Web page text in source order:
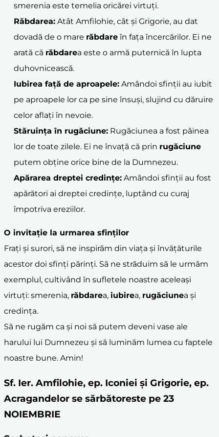
smerenia este temelia oricărei virtuți.
Răbdarea: Atât Amfilohie, cât și Grigorie, au dat
dovadă de o mare răbdare în fața încercărilor. Ei ne
arată că răbdarea este o armă puternică în lupta
duhovnicească.
Iubirea față de aproapele: Amândoi sfinții au iubit
pe aproapele lor ca pe sine însuși, slujind cu dăruire
celor aflați în nevoie.
Stăruința în rugăciune: Rugăciunea a fost pâinea
lor de toate zilele. Ei ne învață că prin rugăciune
putem obține orice bine de la Dumnezeu.
Apărarea dreptei credințe: Amândoi sfinții au fost
apărători ai dreptei credințe, luptând cu curaj
împotriva ereziilor.
O invitație la urmarea sfinților
Frați și surori, să ne inspirăm din viața și învățăturile
acestor doi sfinți părinți. Să ne străduim să le urmăm
exemplul, cultivând în sufletele noastre aceleași
virtuți: smerenia, răbdarea, iubirea, rugăciunea și
credința.
Să ne rugăm ca și noi să putem deveni vase ale
harului lui Dumnezeu și să luminăm lumea cu faptele
noastre bune. Amin!
Sf. Ier. Amfilohie, ep. Iconiei și Grigorie, ep.
Acragandelor se sărbătoreste pe 23
NOIEMBRIE